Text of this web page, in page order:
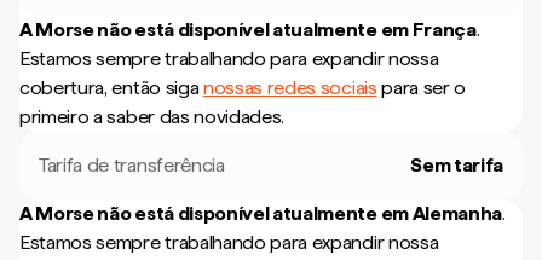
A Morse não está disponível atualmente em França.
Estamos sempre trabalhando para expandir nossa
cobertura, então siganossas redes sociais para ser o
primeiro a saber das novidades.
Tarifa de transferência Sem tarifa
A Morse não está disponível atualmente emAlemanha.
Estamos sempre trabalhando para expandir nossa